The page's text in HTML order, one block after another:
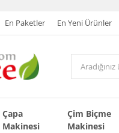
En Paketler En Yeni Ürünler
Çapa
Makinesi
Çim Biçme
Makinesi